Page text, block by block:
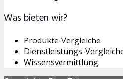
Was bieten wir?
Produkte-Vergleiche
Dienstleistungs-
Wissensvermittlung